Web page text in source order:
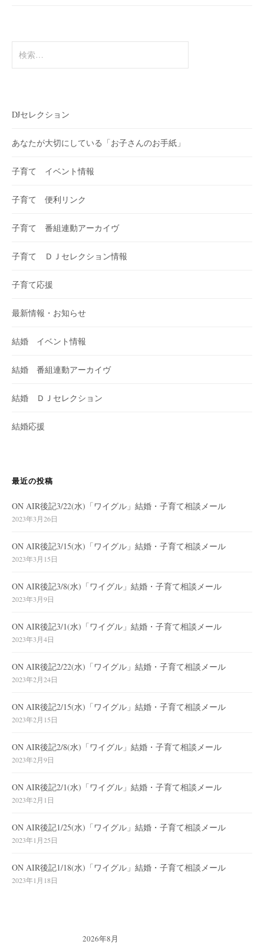
送
り
索:
DJセレクション
あなたが大切にしている「お子さんのお手紙」
子育て イベント情報
子育て 便利リンク
子育て 番組連動アーカイヴ
子育て ＤＪセレクション情報
子育て応援
最新情報・お知らせ
結婚 イベント情報
結婚 番組連動アーカイヴ
結婚 ＤＪセレクション
結婚応援
最近の投稿
ON AIR後記3/22(水)「ワイグル」結婚・子育て相談メール
2023年3月26日
ON AIR後記3/15(水)「ワイグル」結婚・子育て相談メール
2023年3月15日
ON AIR後記3/8(水)「ワイグル」結婚・子育て相談メール
2023年3月9日
ON AIR後記3/1(水)「ワイグル」結婚・子育て相談メール
2023年3月4日
ON AIR後記2/22(水)「ワイグル」結婚・子育て相談メール
2023年2月24日
ON AIR後記2/15(水)「ワイグル」結婚・子育て相談メール
2023年2月15日
ON AIR後記2/8(水)「ワイグル」結婚・子育て相談メール
2023年2月9日
ON AIR後記2/1(水)「ワイグル」結婚・子育て相談メール
2023年2月1日
ON AIR後記1/25(水)「ワイグル」結婚・子育て相談メール
2023年1月25日
ON AIR後記1/18(水)「ワイグル」結婚・子育て相談メール
2023年1月18日
2026年8月